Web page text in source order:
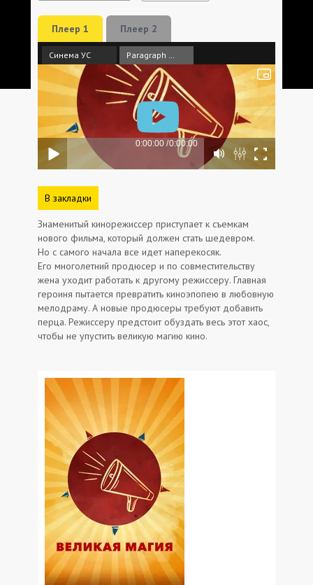
Плеер 1 Плеер 2
Синема УС
В закладки
Знаменитый кинорежиссер приступает к съемкам
нового фильма, который должен стать шедевром.
Но с самого начала все идет наперекосяк.
Его многолетний продюсер и по совместительству
жена уходит работать к другому режиссеру. Главная
героиня пытается превратить киноэпопею в любовную
мелодраму. А новые продюсеры требуют добавить
перца. Режиссеру предстоит обуздать весь этот хаос,
чтобы не упустить великую магию кино.